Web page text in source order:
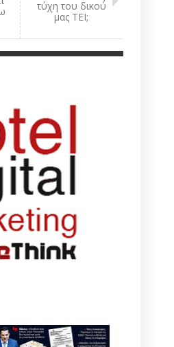
τύχη του δικού
μας ΤΕΙ;